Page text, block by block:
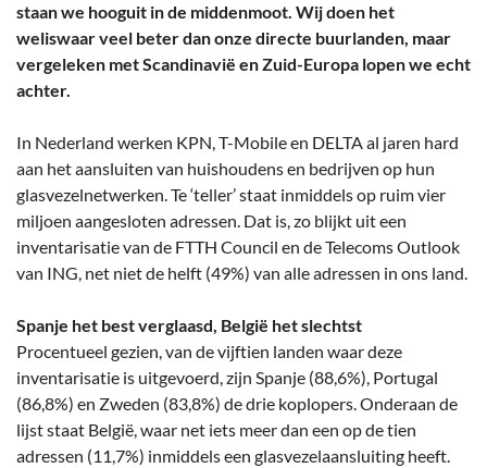
staan we hooguit in de middenmoot. Wij doen het
weliswaar veel beter dan onze directe buurlanden, maar
vergeleken met Scandinavië en Zuid-Europa lopen we echt
achter.
In Nederland werken KPN, T-Mobile en DELTA al jaren hard
aan het aansluiten van huishoudens en bedrijven op hun
glasvezelnetwerken. Te ‘teller’ staat inmiddels op ruim vier
miljoen aangesloten adressen. Dat is, zo blijkt uit een
inventarisatie van de FTTH Council en de Telecoms Outlook
van ING, net niet de helft (49%) van alle adressen in ons land.
Spanje het best verglaasd, België het slechtst
Procentueel gezien, van de vijftien landen waar deze
inventarisatie is uitgevoerd, zijn Spanje (88,6%), Portugal
(86,8%) en Zweden (83,8%) de drie koplopers. Onderaan de
lijst staat België, waar net iets meer dan een op de tien
adressen (11,7%) inmiddels een glasvezelaansluiting heeft.